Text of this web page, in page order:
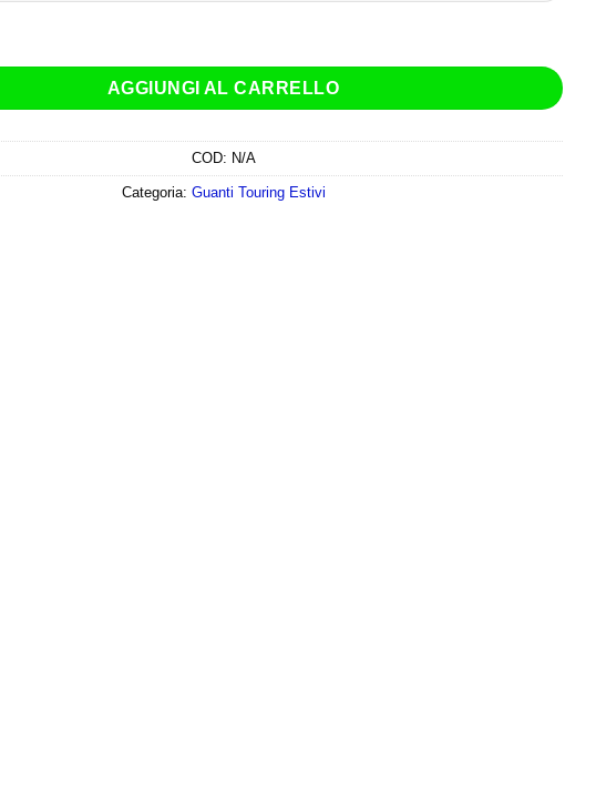
quantità
AGGIUNGI AL CARRELLO
COD: N/A
Categoria: Guanti Touring Estivi